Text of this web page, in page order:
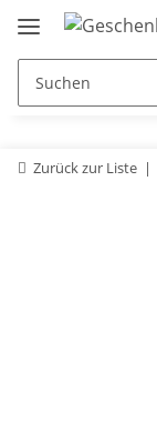
Zurück zur Liste